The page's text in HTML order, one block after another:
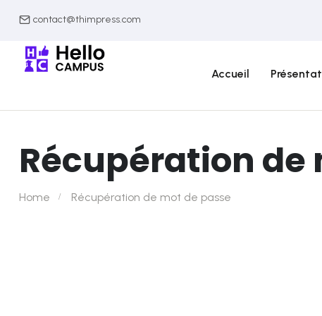
contact@thimpress.com
Accueil
Récupération de
Home Récupération de mot de passe